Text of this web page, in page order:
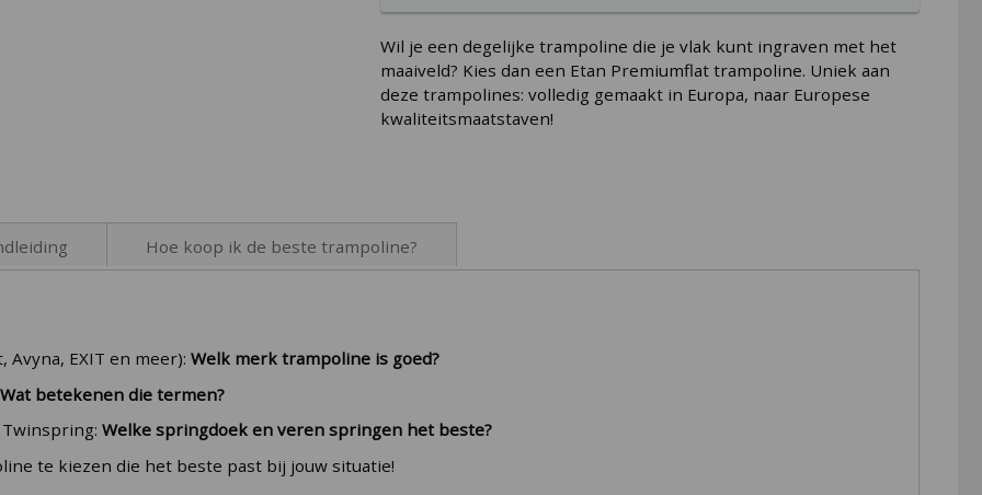
Wil je een degelijke trampoline die je vlak kunt ingraven met het
maaiveld? Kies dan een Etan Premiumflat trampoline. Uniek aan
deze trampolines: volledig gemaakt in Europa, naar Europese
kwaliteitsmaatstaven!
met het maaiveld? Kies dan een Etan Premiumflat trampoline. Uniek aan deze trampolines: volledig
goed?
gebruikt Etan stalen buizen (wanddikte: 1,8 mm) met een diameter van 42 mm voor de ronde
Hoe koop ik de beste trampoline?
Avyna, EXIT en meer): Welk merk trampoline is goed?
Wat betekenen die termen?
Welke springdoek en veren springen het beste?
te kiezen die het beste past bij jouw situatie!